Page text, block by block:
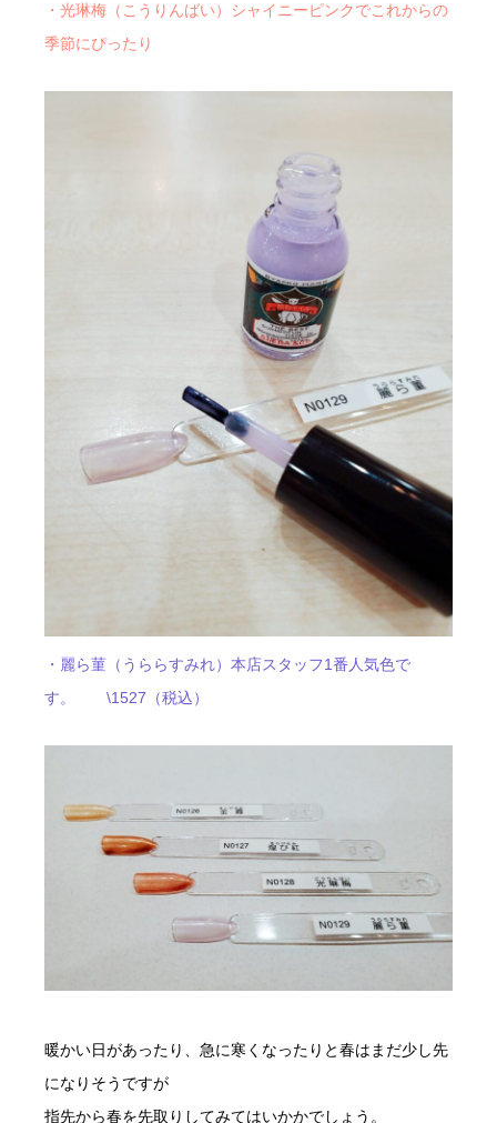
・光琳梅（こうりんばい）シャイニーピンクでこれからの
季節にぴったり
・麗ら菫（うららすみれ）本店スタッフ1番人気色で
す。 \1527（税込）
暖かい日があったり、急に寒くなったりと春はまだ少し先
になりそうですが
指先から春を先取りしてみてはいかかでしょう。